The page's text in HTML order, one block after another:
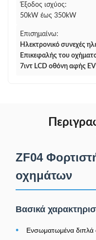
Έξοδος ισχύος:
50kW έως 350kW
Επισημαίνω:
Ηλεκτρονικό συνεχές
Επικεφαλής του
7ιντ LCD οθόνη αφής
ZF04
οχημάτων
Βασικά
• Ενσωματωμένα διπλά